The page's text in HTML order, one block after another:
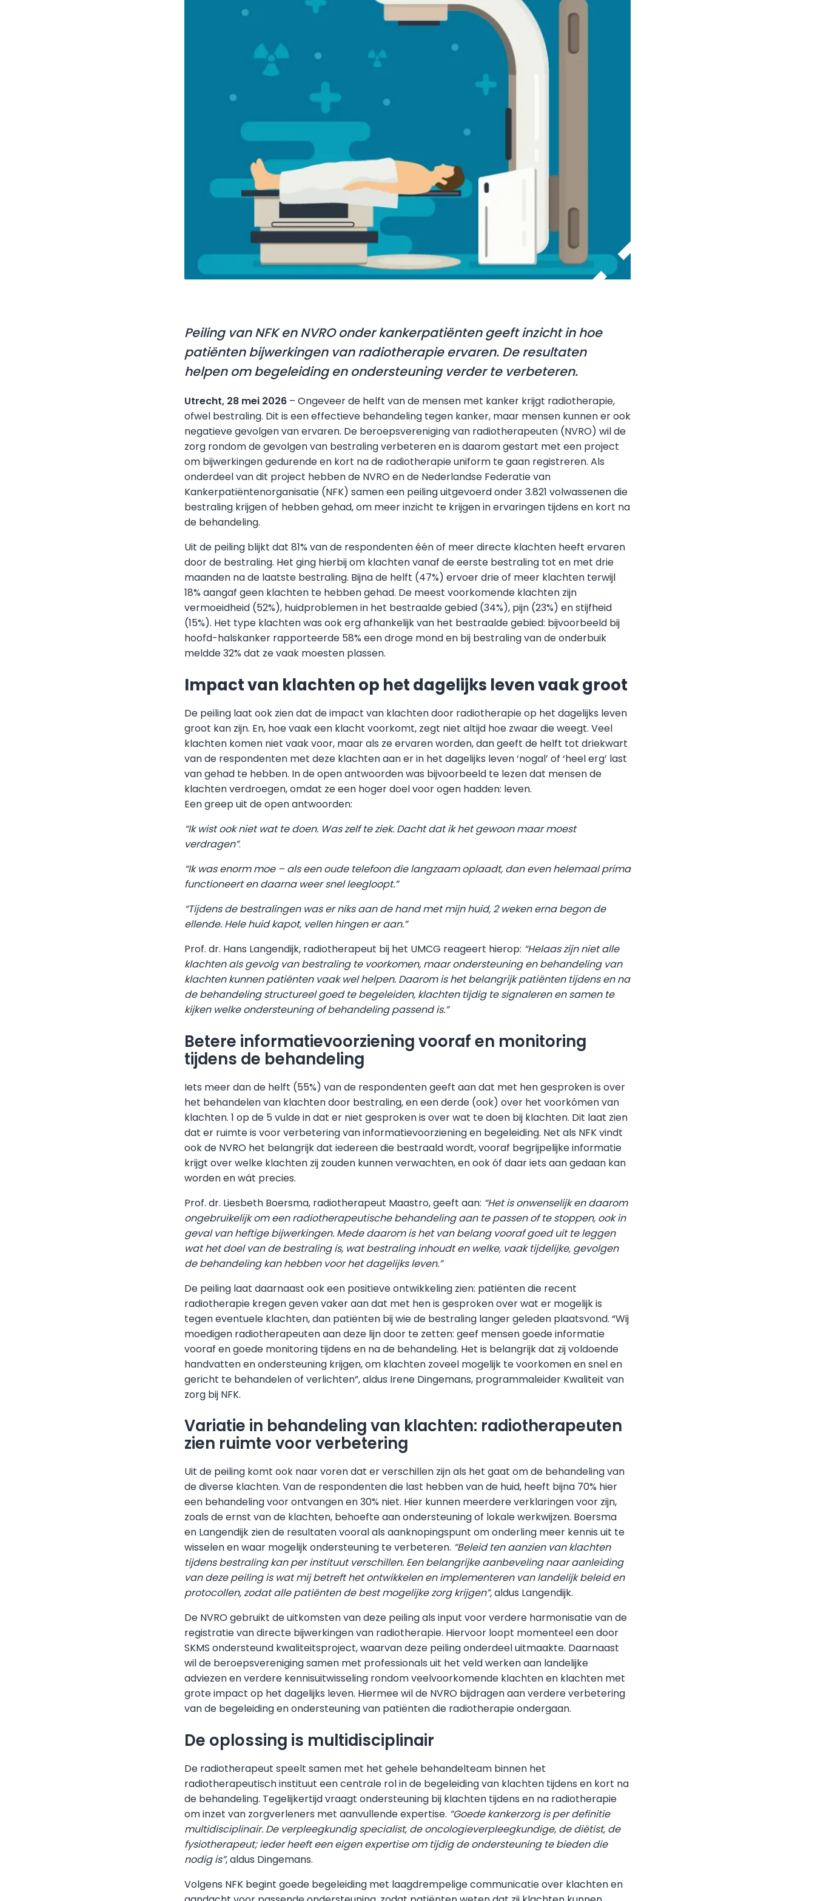
Peiling van NFK en NVRO onder kankerpatiënten geeft inzicht in hoe
patiënten bijwerkingen van radiotherapie ervaren. De resultaten
helpen om begeleiding en ondersteuning verder te verbeteren.
Utrecht, 28 mei 2026 – Ongeveer de helft van de mensen met kanker krijgt radiotherapie,
ofwel bestraling. Dit is een effectieve behandeling tegen kanker, maar mensen kunnen er ook
negatieve gevolgen van ervaren. De beroepsvereniging van radiotherapeuten (NVRO) wil de
zorg rondom de gevolgen van bestraling verbeteren en is daarom gestart met een project
om bijwerkingen gedurende en kort na de radiotherapie uniform te gaan registreren. Als
onderdeel van dit project hebben de NVRO en de Nederlandse Federatie van
Kankerpatiëntenorganisatie (NFK) samen een peiling uitgevoerd onder 3.821 volwassenen die
bestraling krijgen of hebben gehad, om meer inzicht te krijgen in ervaringen tijdens en kort na
de behandeling.
Uit de peiling blijkt dat 81% van de respondenten één of meer directe klachten heeft ervaren
door de bestraling. Het ging hierbij om klachten vanaf de eerste bestraling tot en met drie
maanden na de laatste bestraling. Bijna de helft (47%) ervoer drie of meer klachten terwijl
18% aangaf geen klachten te hebben gehad. De meest voorkomende klachten zijn
vermoeidheid (52%), huidproblemen in het bestraalde gebied (34%), pijn (23%) en stijfheid
(15%). Het type klachten was ook erg afhankelijk van het bestraalde gebied: bijvoorbeeld bij
hoofd-halskanker rapporteerde 58% een droge mond en bij bestraling van de onderbuik
meldde 32% dat ze vaak moesten plassen.
Impact van klachten op het dagelijks leven vaak groot
De peiling laat ook zien dat de impact van klachten door radiotherapie op het dagelijks leven
groot kan zijn. En, hoe vaak een klacht voorkomt, zegt niet altijd hoe zwaar die weegt. Veel
klachten komen niet vaak voor, maar als ze ervaren worden, dan geeft de helft tot driekwart
van de respondenten met deze klachten aan er in het dagelijks leven ‘nogal’ of ‘heel erg’ last
van gehad te hebben. In de open antwoorden was bijvoorbeeld te lezen dat mensen de
klachten verdroegen, omdat ze een hoger doel voor ogen hadden: leven.
Een greep uit de open antwoorden:
“Ik wist ook niet wat te doen. Was zelf te ziek. Dacht dat ik het gewoon maar moest
verdragen”.
“Ik was enorm moe – als een oude telefoon die langzaam oplaadt, dan even helemaal prima
functioneert en daarna weer snel leegloopt.”
“Tijdens de bestralingen was er niks aan de hand met mijn huid, 2 weken erna begon de
ellende. Hele huid kapot, vellen hingen er aan.”
Prof. dr. Hans Langendijk, radiotherapeut bij het UMCG reageert hierop: “Helaas zijn niet alle
klachten als gevolg van bestraling te voorkomen, maar ondersteuning en behandeling van
klachten kunnen patiënten vaak wel helpen. Daarom is het belangrijk patiënten tijdens en na
de behandeling structureel goed te begeleiden, klachten tijdig te signaleren en samen te
kijken welke ondersteuning of behandeling passend is.”
Betere informatievoorziening vooraf en monitoring
tijdens de behandeling
Iets meer dan de helft (55%) van de respondenten geeft aan dat met hen gesproken is over
het behandelen van klachten door bestraling, en een derde (ook) over het voorkómen van
klachten. 1 op de 5 vulde in dat er niet gesproken is over wat te doen bij klachten. Dit laat zien
dat er ruimte is voor verbetering van informatievoorziening en begeleiding. Net als NFK vindt
ook de NVRO het belangrijk dat iedereen die bestraald wordt, vooraf begrijpelijke informatie
krijgt over welke klachten zij zouden kunnen verwachten, en ook óf daar iets aan gedaan kan
worden en wát precies.
Prof. dr. Liesbeth Boersma, radiotherapeut Maastro, geeft aan: “Het is onwenselijk en daarom
ongebruikelijk om een radiotherapeutische behandeling aan te passen of te stoppen, ook in
geval van heftige bijwerkingen. Mede daarom is het van belang vooraf goed uit te leggen
wat het doel van de bestraling is, wat bestraling inhoudt en welke, vaak tijdelijke, gevolgen
de behandeling kan hebben voor het dagelijks leven.”
De peiling laat daarnaast ook een positieve ontwikkeling zien: patiënten die recent
radiotherapie kregen geven vaker aan dat met hen is gesproken over wat er mogelijk is
tegen eventuele klachten, dan patiënten bij wie de bestraling langer geleden plaatsvond. “Wij
moedigen radiotherapeuten aan deze lijn door te zetten: geef mensen goede informatie
vooraf en goede monitoring tijdens en na de behandeling. Het is belangrijk dat zij voldoende
handvatten en ondersteuning krijgen, om klachten zoveel mogelijk te voorkomen en snel en
gericht te behandelen of verlichten”, aldus Irene Dingemans, programmaleider Kwaliteit van
zorg bij NFK.
Variatie in behandeling van klachten: radiotherapeuten
zien ruimte voor verbetering
Uit de peiling komt ook naar voren dat er verschillen zijn als het gaat om de behandeling van
de diverse klachten. Van de respondenten die last hebben van de huid, heeft bijna 70% hier
een behandeling voor ontvangen en 30% niet. Hier kunnen meerdere verklaringen voor zijn,
zoals de ernst van de klachten, behoefte aan ondersteuning of lokale werkwijzen. Boersma
en Langendijk zien de resultaten vooral als aanknopingspunt om onderling meer kennis uit te
wisselen en waar mogelijk ondersteuning te verbeteren. “Beleid ten aanzien van klachten
tijdens bestraling kan per instituut verschillen. Een belangrijke aanbeveling naar aanleiding
van deze peiling is wat mij betreft het ontwikkelen en implementeren van landelijk beleid en
protocollen, zodat alle patiënten de best mogelijke zorg krijgen”,aldus Langendijk.
De NVRO gebruikt de uitkomsten van deze peiling als input voor verdere harmonisatie van de
registratie van directe bijwerkingen van radiotherapie. Hiervoor loopt momenteel een door
SKMS ondersteund kwaliteitsproject, waarvan deze peiling onderdeel uitmaakte. Daarnaast
wil de beroepsvereniging samen met professionals uit het veld werken aan landelijke
adviezen en verdere kennisuitwisseling rondom veelvoorkomende klachten en klachten met
grote impact op het dagelijks leven. Hiermee wil de NVRO bijdragen aan verdere verbetering
van de begeleiding en ondersteuning van patiënten die radiotherapie ondergaan.
De oplossing is multidisciplinair
De radiotherapeut speelt samen met het gehele behandelteam binnen het
radiotherapeutisch instituut een centrale rol in de begeleiding van klachten tijdens en kort na
de behandeling. Tegelijkertijd vraagt ondersteuning bij klachten tijdens en na radiotherapie
om inzet van zorgverleners met aanvullende expertise. “Goede kankerzorg is per definitie
multidisciplinair. De verpleegkundig specialist, de oncologieverpleegkundige, de diëtist, de
fysiotherapeut; ieder heeft een eigen expertise om tijdig de ondersteuning te bieden die
nodig is”, aldus Dingemans.
Volgens NFK begint goede begeleiding met laagdrempelige communicatie over klachten en